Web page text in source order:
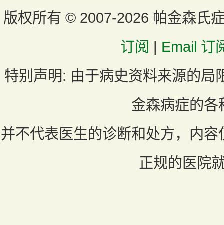
版权所有 © 2007-2026 帕金森氏
订阅 | Email 订
特别声明: 由于病史资料来源的局
金森病症的各
并不代表医生的诊断和处方，内
正规的医院